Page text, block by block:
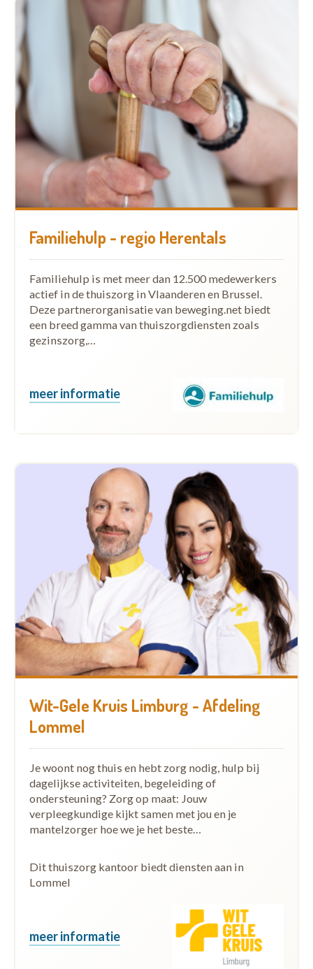
Familiehulp - regio Herentals
Familiehulp is met meer dan 12.500 medewerkers
actief in de thuiszorg in Vlaanderen en Brussel.
Deze partnerorganisatie van beweging.net biedt
een breed gamma van thuiszorgdiensten zoals
gezinszorg,…
meer informatie
Wit-Gele Kruis Limburg - Afdeling
Lommel
Je woont nog thuis en hebt zorg nodig, hulp bij
dagelijkse activiteiten, begeleiding of
ondersteuning? Zorg op maat: Jouw
verpleegkundige kijkt samen met jou en je
mantelzorger hoe we je het beste…
Dit thuiszorg kantoor biedt diensten aan in
Lommel
meer informatie